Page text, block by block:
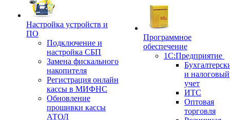
Настройка устройств и
ПО
Подключение и
настройка СБП
Замена фискального
накопителя
Регистрация онлайн
кассы в МИФНС
Обновление
прошивки кассы
АТОЛ
Программное
обеспечение
1С:Предприятие
и налоговый
учет
ИТС
Оптовая
торговля